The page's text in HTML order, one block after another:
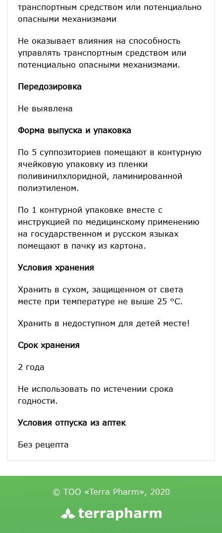
транспортным средством или потенциально
опасными механизмами
Не оказывает влияния на способность
управлять транспортным средством или
потенциально опасными механизмами.
Передозировка
Не выявлена
Форма выпуска и упаковка
По 5 суппозиториев помещают в контурную
ячейковую упаковку из пленки
поливинилхлоридной, ламинированной
полиэтиленом.
По 1 контурной упаковке вместе с
инструкцией по медицинскому применению
на государственном и русском языках
помещают в пачку из картона.
Условия хранения
Хранить в сухом, защищенном от света
месте при температуре не выше 25 °С.
Хранить в недоступном для детей месте!
Срок хранения
2 года
Не использовать по истечении срока
годности.
Условия отпуска из аптек
Без рецепта
© ТОО «Terra Pharm», 2020